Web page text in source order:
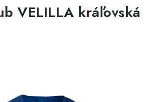
VELILLA kráľovská